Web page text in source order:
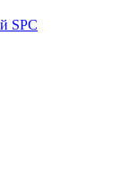
SPC